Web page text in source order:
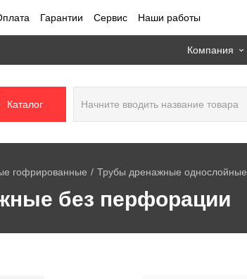
Гарантии Сервис Наши работы
Компания
Каталог
гофрированные Трубы дренажные однослойные
без перфорации